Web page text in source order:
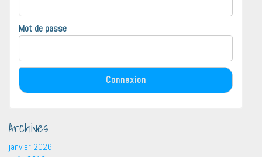
Mot de passe
Archives
janvier 2026